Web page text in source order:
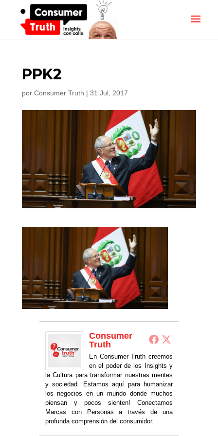
PPK2
por Consumer Truth | 31 Jul, 2017
Consumer
Truth
En Consumer Truth creemos
en el poder de los Insights y
la Cultura para transformar nuestras mentes
y sociedad. Estamos aquí para humanizar
los negocios en un mundo donde muchos
piensan y pocos sienten! Conectamos
Marcas con Personas a través de una
profunda comprensión del consumidor.